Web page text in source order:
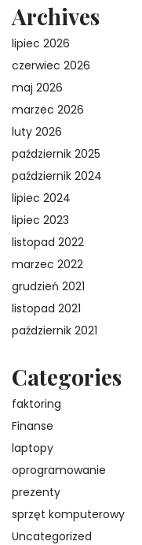
Archives
lipiec 2026
czerwiec 2026
maj 2026
marzec 2026
luty 2026
październik 2025
październik 2024
lipiec 2024
lipiec 2023
listopad 2022
marzec 2022
grudzień 2021
listopad 2021
październik 2021
Categories
faktoring
Finanse
laptopy
oprogramowanie
prezenty
sprzęt komputerowy
Uncategorized